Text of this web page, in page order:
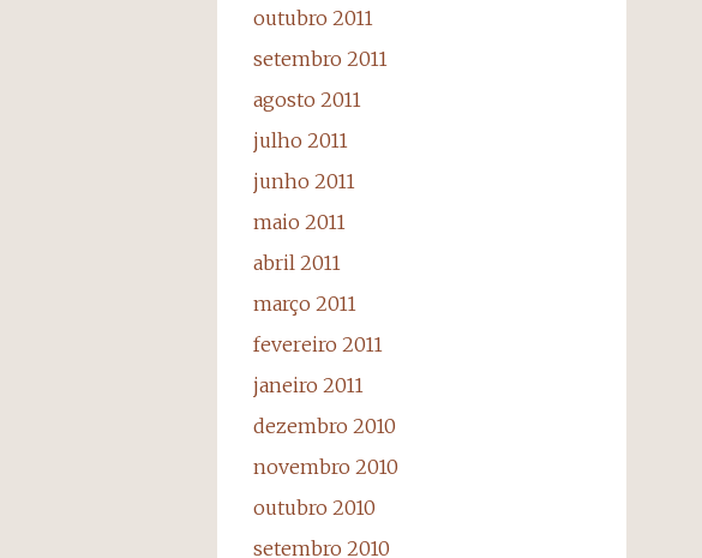
outubro 2011
setembro 2011
agosto 2011
julho 2011
junho 2011
maio 2011
abril 2011
março 2011
fevereiro 2011
janeiro 2011
dezembro 2010
novembro 2010
outubro 2010
setembro 2010